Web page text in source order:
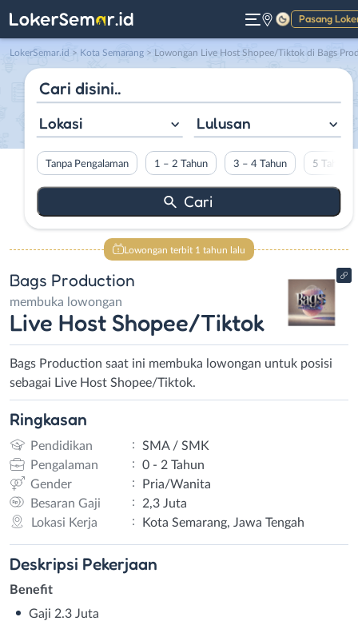
Pasang
Gelap
LokerSemar.id > Kota Semarang > Lowongan Live Host Shopee/Tiktok di Bags
Lokasi Lulusan
Tanpa Pengalaman 1 – 2 Tahun 3 – 4 Tahun 5 Tahun
Lowongan terbit 1 tahun lalu
Bags Production
membuka lowongan
Live Host Shopee/Tiktok
Bags Production saat ini membuka lowongan untuk posisi
sebagai Live Host Shopee/Tiktok.
Ringkasan
Pendidikan :
SMA / SMK
Pengalaman
:
0 - 2 Tahun
Gender
:
Pria/Wanita
Besaran Gaji
:
2,3 Juta
Lokasi Kerja
: Kota Semarang, Jawa Tengah
Deskripsi Pekerjaan
Benefit
Gaji 2.3 Juta